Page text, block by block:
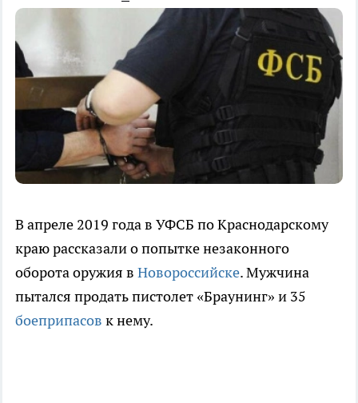
В апреле 2019 года в УФСБ по Краснодарскому
краю рассказали о попытке незаконного
оборота оружия в Новороссийске. Мужчина
пытался продать пистолет «Браунинг» и 35
боеприпасов к нему.